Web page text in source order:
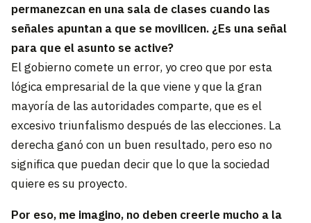
permanezcan en una sala de clases cuando las
señales apuntan a que se movilicen. ¿Es una señal
para que el asunto se active?
El gobierno comete un error, yo creo que por esta
lógica empresarial de la que viene y que la gran
mayoría de las autoridades comparte, que es el
excesivo triunfalismo después de las elecciones. La
derecha ganó con un buen resultado, pero eso no
significa que puedan decir que lo que la sociedad
quiere es su proyecto.
Por eso, me imagino, no deben creerle mucho a la